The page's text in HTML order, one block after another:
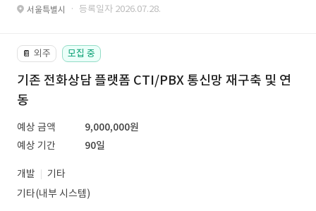
서울특별시 · 등록일자 2026.07.28.
📔 외주 모집 중
기존 전화상담 플랫폼 CTI/PBX 통신망 재구축 및 연
동
예상 금액
9,000,000원
예상 기간
90일
개발
기타
기타(내부 시스템)